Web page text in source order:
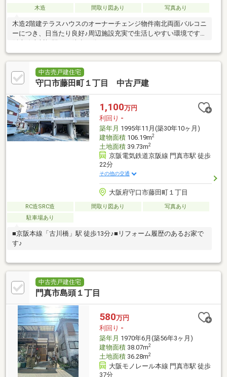
木造 間取り図あり 写真あり
木造2階建テラスハウスのオーナーチェンジ物件南北両面バルコニ
ーにつき、日当たり良好♪周辺施設充実で生活しやすい環境です京
阪本線古川橋駅まで徒歩20分！
中古売戸建住宅
守口市藤田町１丁目 中古戸建
1,100万円
利回り -
築年月 1995年11月(築30年10ヶ月)
建物面積106.19m2
土地面積39.73m2
京阪電気鉄道京阪線 門真市駅 徒歩
22分
その他の交通
大阪府守口市藤田町１丁目
RC造SRC造 間取り図あり
写真あり
駐車場あり
■京阪本線「古川橋」駅 徒歩13分♪■リフォーム履歴のあるお家で
す♪
中古売戸建住宅
門真市島頭１丁目
580万円
利回り -
築年月 1970年6月(築56年3ヶ月)
建物面積38.07m2
土地面積36.28m2
大阪モノレール本線 門真市駅 徒歩
37分